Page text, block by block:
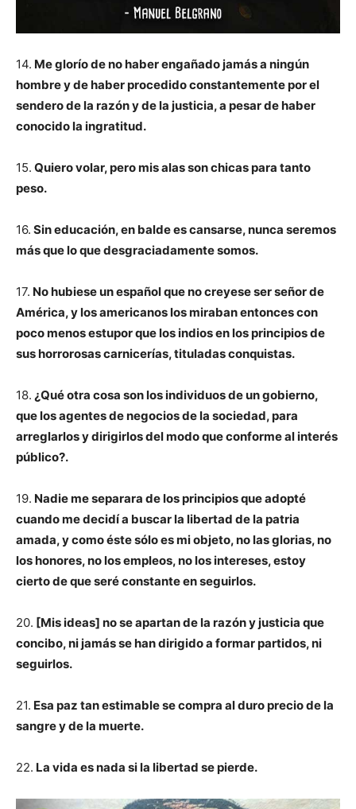
14. Me glorío de no haber engañado jamás a ningún
hombre y de haber procedido constantemente por el
sendero de la razón y de la justicia, a pesar de haber
conocido la ingratitud.
15. Quiero volar, pero mis alas son chicas para tanto
peso.
16. Sin educación, en balde es cansarse, nunca seremos
más que lo que desgraciadamente somos.
17. No hubiese un español que no creyese ser señor de
América, y los americanos los miraban entonces con
poco menos estupor que los indios en los principios de
sus horrorosas carnicerías, tituladas conquistas.
18. ¿Qué otra cosa son los individuos de un gobierno,
que los agentes de negocios de la sociedad, para
arreglarlos y dirigirlos del modo que conforme al interés
público?.
19. Nadie me separara de los principios que adopté
cuando me decidí a buscar la libertad de la patria
amada, y como éste sólo es mi objeto, no las glorias, no
los honores, no los empleos, no los intereses, estoy
cierto de que seré constante en seguirlos.
20. [Mis ideas] no se apartan de la razón y justicia que
concibo, ni jamás se han dirigido a formar partidos, ni
seguirlos.
21. Esa paz tan estimable se compra al duro precio de la
sangre y de la muerte.
22. La vida es nada si la libertad se pierde.